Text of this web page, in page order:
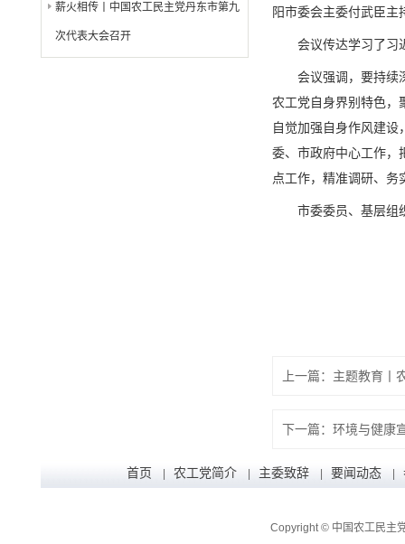
薪火相传丨中国农工民主党丹东市第九
次代表大会召开
阳市委会主委付武臣
会议传达学习了习
会议强调，要持续
农工党自身界别特色，
自觉加强自身作风建
委、市政府中心工作，
点工作，精准调研、务
市委委员、基层组
首页 | 农工党简介 | 主委致辞 | 要闻动态 |
Copyright © 中国农工民主